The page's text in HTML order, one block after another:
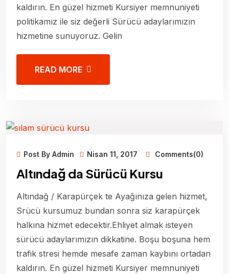
kaldırın. En güzel hizmeti Kursiyer memnuniyeti
politikamız ile siz değerli Sürücü adaylarımızın
hizmetine sunuyoruz. Gelin
READ MORE
Post By Admin Nisan 11, 2017 Comments(0)
Altındağ da Sürücü Kursu
Altındağ / Karapürçek te Ayağınıza gelen hizmet,
Srücü kursumuz bundan sonra siz karapürçek
halkına hizmet edecektir.Ehliyet almak isteyen
sürücü adaylarımızın dikkatine. Boşu boşuna hem
trafik stresi hemde mesafe zaman kaybını ortadan
kaldırın. En güzel hizmeti Kursiyer memnuniyeti